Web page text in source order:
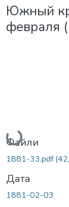
Южный
февраля
Вантажиться...
Файли
1881-33.pdf
Дата
1881-02-03